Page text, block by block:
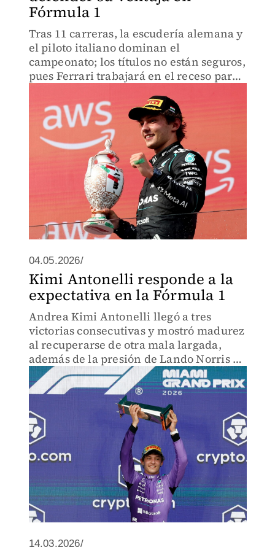
Fórmula 1
Tras 11 carreras, la escudería alemana y
el piloto italiano dominan el
campeonato; los títulos no están seguros,
pues Ferrari trabajará en el receso para
actualizaciones.
04.05.2026/
Kimi Antonelli responde a la
expectativa en la Fórmula 1
Andrea Kimi Antonelli llegó a tres
victorias consecutivas y mostró madurez
al recuperarse de otra mala largada,
además de la presión de Lando Norris en
Miami.
14.03.2026/